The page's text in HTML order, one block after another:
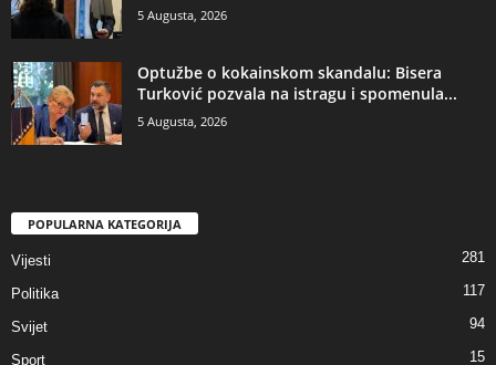
5 Augusta, 2026
​Optužbe o kokainskom skandalu: Bisera
Turković pozvala na istragu i spomenula...
5 Augusta, 2026
POPULARNA KATEGORIJA
Vijesti 281
Politika 117
Svijet 94
Sport 15